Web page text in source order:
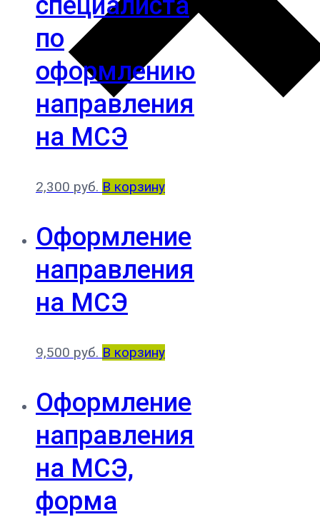
специалиста
по
оформлению
направления
на МСЭ
2,300 руб. В корзину
Оформление
направления
на МСЭ
9,500 руб. В корзину
Оформление
направления
на МСЭ,
форма